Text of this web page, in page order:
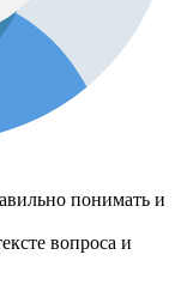
понимать и
вопроса и